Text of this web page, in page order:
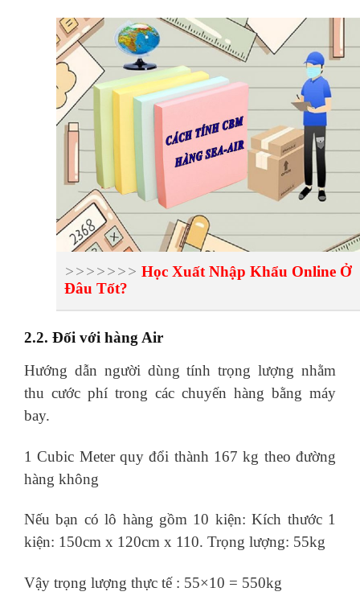
>>>>>>> Học Xuất Nhập Khẩu Online Ở
Đâu Tốt?
2.2. Đối với hàng Air
Hướng dẫn người dùng tính trọng lượng nhằm
thu cước phí trong các chuyến hàng bằng máy
bay.
1 Cubic Meter quy đổi thành 167 kg theo đường
hàng không
Nếu bạn có lô hàng gồm 10 kiện: Kích thước 1
kiện: 150cm x 120cm x 110. Trọng lượng: 55kg
Vậy trọng lượng thực tế : 55×10 = 550kg